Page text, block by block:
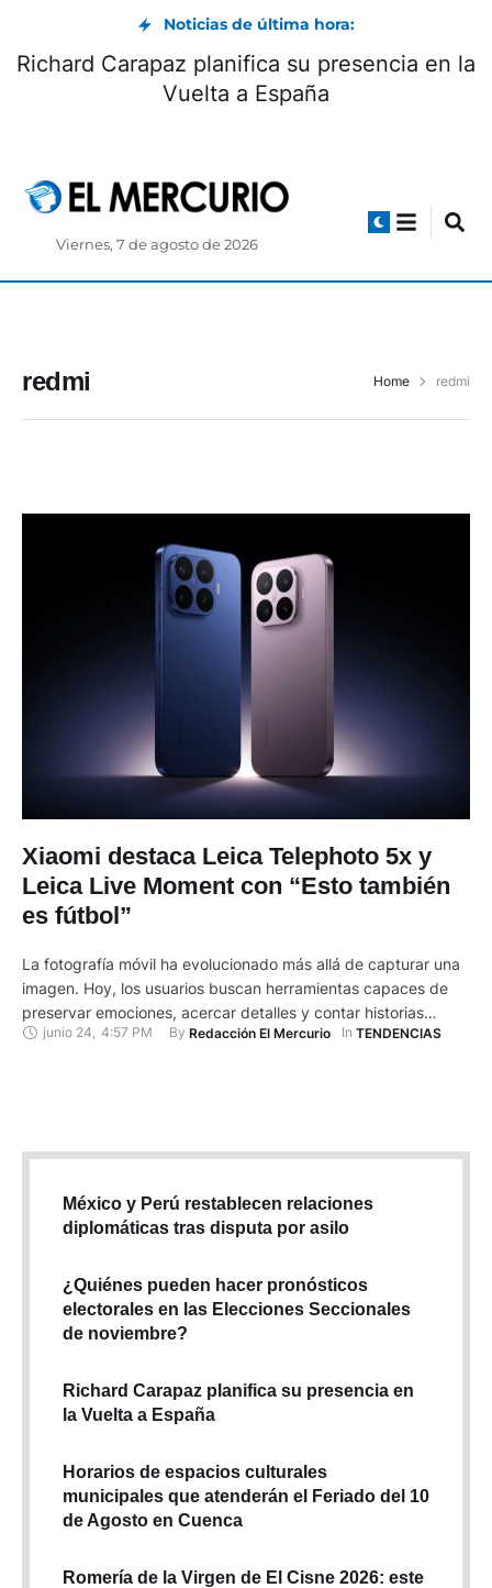
Noticias de última hora:
Richard Carapaz planifica su presencia en la
Vuelta a España
Viernes, 7 de agosto de 2026
redmi Home redmi
Xiaomi destaca Leica Telephoto 5x y
Leica Live Moment con “Esto también
es fútbol”
La fotografía móvil ha evolucionado más allá de capturar una
imagen. Hoy, los usuarios buscan herramientas capaces de
preservar emociones, acercar detalles y contar historias
completas a través de cada toma. Con esta visión, Xiaomi
junio 24, 4:57 PM By Redacción El Mercurio In TENDENCIAS
México y Perú restablecen relaciones
diplomáticas tras disputa por asilo
¿Quiénes pueden hacer pronósticos
electorales en las Elecciones Seccionales
de noviembre?
Richard Carapaz planifica su presencia en
la Vuelta a España
Horarios de espacios culturales
municipales que atenderán el Feriado del 10
de Agosto en Cuenca
Romería de la Virgen de El Cisne 2026: este